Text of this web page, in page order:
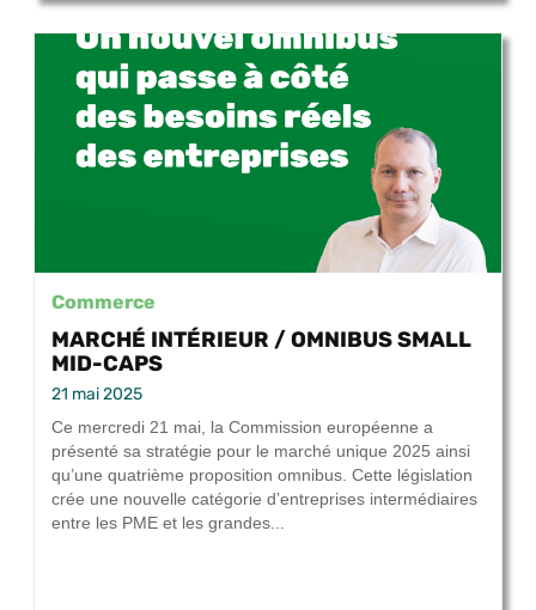
Commerce
MARCHÉ INTÉRIEUR / OMNIBUS SMALL
MID-CAPS
21 mai 2025
Ce mercredi 21 mai, la Commission européenne a
présenté sa stratégie pour le marché unique 2025 ainsi
qu’une quatrième proposition omnibus. Cette législation
crée une nouvelle catégorie d’entreprises intermédiaires
entre les PME et les grandes...